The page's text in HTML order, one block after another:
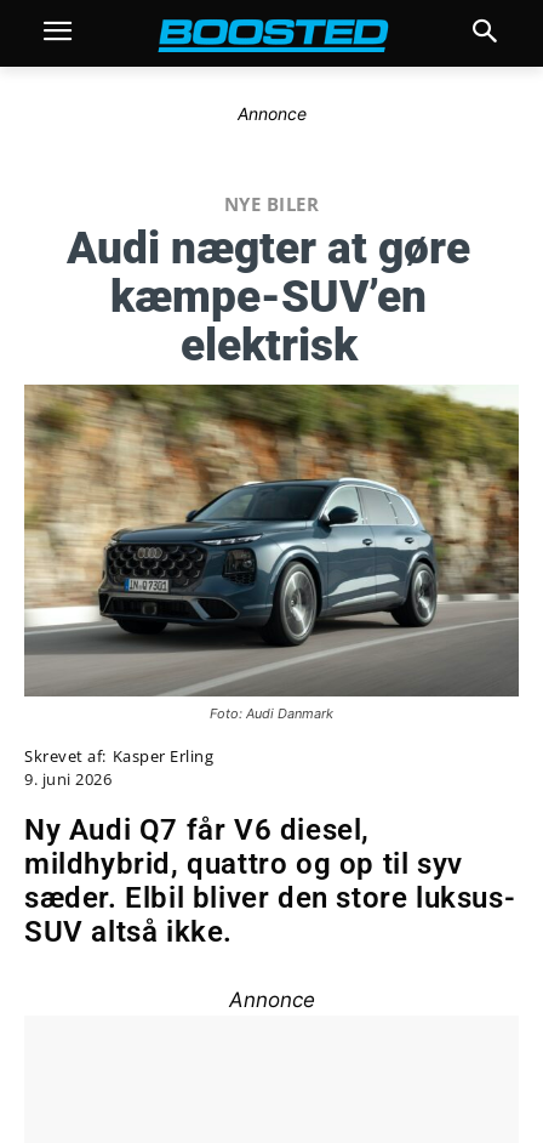
Annonce
NYE BILER
Audi nægter at gøre
kæmpe-SUV’en
elektrisk
Foto: Audi Danmark
Skrevet af: Kasper Erling
9. juni 2026
Ny Audi Q7 får V6 diesel,
mildhybrid, quattro og op til syv
sæder. Elbil bliver den store luksus-
SUV altså ikke.
Annonce